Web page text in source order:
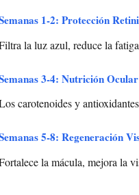
1-2: Protección
la luz azul, reduce la
3-4: Nutrición Ocular
carotenoides y
5-8: Regeneración
la mácula, mejora la